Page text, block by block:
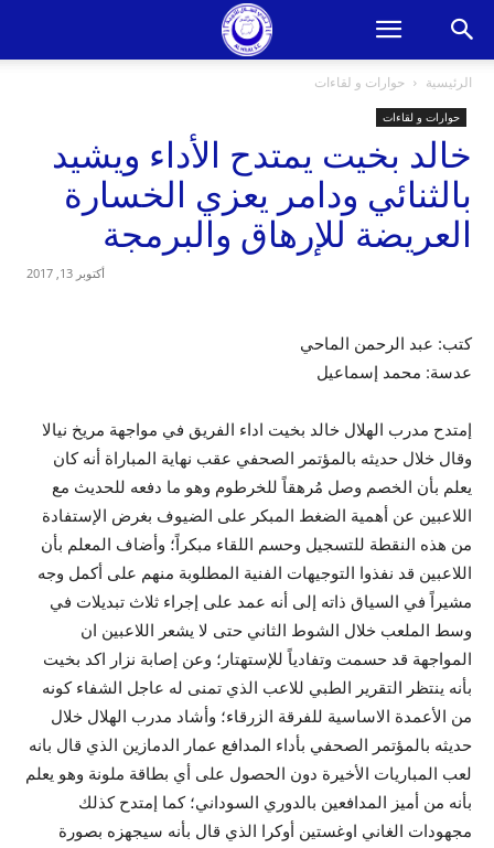
الرئيسية حوارات و لقاءات
حوارات و لقاءات
خالد بخيت يمتدح الأداء ويشيد
بالثنائي ودامر يعزي الخسارة
العريضة للإرهاق والبرمجة
أكتوبر 13, 2017
كتب: عبد الرحمن الماحي
عدسة: محمد إسماعيل
إمتدح مدرب الهلال خالد بخيت اداء الفريق في مواجهة مريخ نيالا
وقال خلال حديثه بالمؤتمر الصحفي عقب نهاية المباراة أنه كان
يعلم بأن الخصم وصل مُرهقاً للخرطوم وهو ما دفعه للحديث مع
اللاعبين عن أهمية الضغط المبكر على الضيوف بغرض الإستفادة
من هذه النقطة للتسجيل وحسم اللقاء مبكراً؛ وأضاف المعلم بأن
اللاعبين قد نفذوا التوجيهات الفنية المطلوبة منهم على أكمل وجه
مشيراً في السياق ذاته إلى أنه عمد على إجراء ثلاث تبديلات في
وسط الملعب خلال الشوط الثاني حتى لا يشعر اللاعبين ان
المواجهة قد حسمت وتفادياً للإستهتار؛ وعن إصابة نزار اكد بخيت
بأنه ينتظر التقرير الطبي للاعب الذي تمنى له عاجل الشفاء كونه
من الأعمدة الاساسية للفرقة الزرقاء؛ وأشاد مدرب الهلال خلال
حديثه بالمؤتمر الصحفي بأداء المدافع عمار الدمازين الذي قال بانه
لعب المباريات الأخيرة دون الحصول على أي بطاقة ملونة وهو يعلم
بأنه من أميز المدافعين بالدوري السوداني؛ كما إمتدح كذلك
مجهودات الغاني اوغستين أوكرا الذي قال بأنه سيجهزه بصورة